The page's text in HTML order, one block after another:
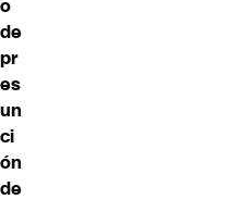
o
de
pr
es
un
ci
ón
de